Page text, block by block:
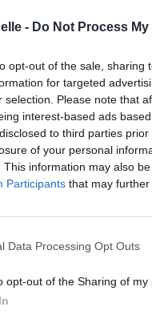
- Do Not Process
opt-out of the sale,
for targeted
selection. Please note that
interest-based ads
to third parties
of your personal
This information may also
Participants that may further
Data Processing Opt Outs
opt-out of the Sharing of my
rythmes
je préférerais être